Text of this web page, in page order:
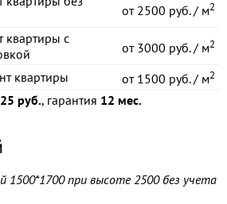
от2500 руб. / м2
квартиры с
от3000 руб. / м2
квартиры от1500 руб. / м2
25 руб., гарантия 12 мес.
1500*1700 при высоте 2500 без учета